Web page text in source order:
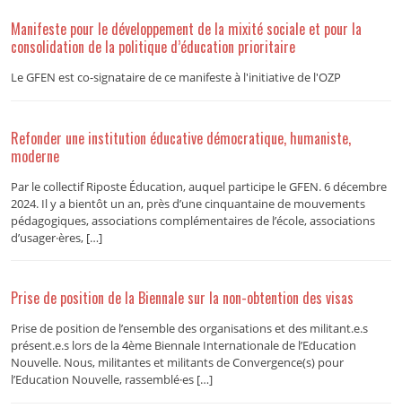
Manifeste pour le développement de la mixité sociale et pour la
consolidation de la politique d’éducation prioritaire
Le GFEN est co-signataire de ce manifeste à l'initiative de l'OZP
Refonder une institution éducative démocratique, humaniste,
moderne
Par le collectif Riposte Éducation, auquel participe le GFEN. 6 décembre
2024. Il y a bientôt un an, près d’une cinquantaine de mouvements
pédagogiques, associations complémentaires de l’école, associations
d’usager·ères, […]
Prise de position de la Biennale sur la non-obtention des visas
Prise de position de l’ensemble des organisations et des militant.e.s
présent.e.s lors de la 4ème Biennale Internationale de l’Education
Nouvelle. Nous, militantes et militants de Convergence(s) pour
l’Education Nouvelle, rassemblé·es […]